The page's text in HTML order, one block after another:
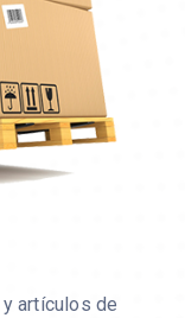
artículos de